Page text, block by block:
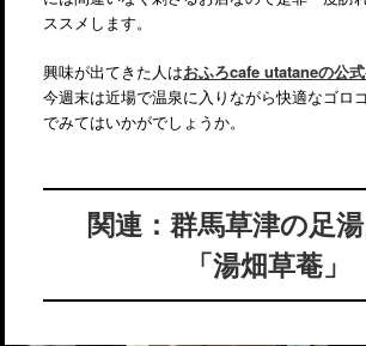
ススメします。
興味が出てきた人はおふろcafe utataneの公
今週末は近場で温泉に入りながら快適なゴロ
でみてはいかがでしょうか。
関連：群馬草津の足
「湯畑草菴」